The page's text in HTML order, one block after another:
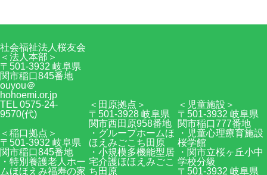
社会福祉法人桜友会
＜法人本部＞
〒501-3932 岐阜県
関市稲口845番地
ouyou＠
hohoemi.or.jp
TEL 0575-24-
9570(代)
＜稲口拠点＞
〒501-3932 岐阜県
関市稲口845番地
・特別養護老人ホー
ムほほえみ福寿の家
＜田原拠点＞
〒501-3928 岐阜県
関市西田原958番地
・グループホームほ
ほえみごこち田原
・小規模多機能型居
宅介護ほほえみごこ
ち田原
＜児童施設＞
〒501-3932 岐阜県
関市稲口777番地
・児童心理療育施設
桜学館
・関市立桜ヶ丘小中
学校分級
〒501-3932 岐阜県